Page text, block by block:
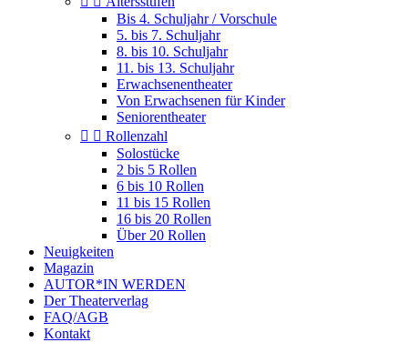
Bis 4. Schuljahr / Vorschule
5. bis 7. Schuljahr
8. bis 10. Schuljahr
11. bis 13. Schuljahr
Erwachsenentheater
Von Erwachsenen für Kinder
Seniorentheater
  Rollenzahl
Solostücke
2 bis 5 Rollen
6 bis 10 Rollen
11 bis 15 Rollen
16 bis 20 Rollen
Über 20 Rollen
Neuigkeiten
Magazin
AUTOR*IN WERDEN
Der Theaterverlag
FAQ/AGB
Kontakt